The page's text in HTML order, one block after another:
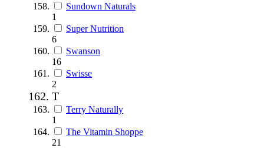
Sundown Naturals
1
Super Nutrition
6
Swanson
16
Swisse
2
T
Terry Naturally
1
The Vitamin Shoppe
21